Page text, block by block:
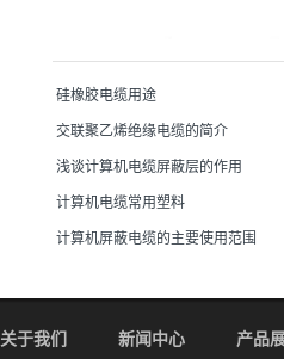
硅橡胶电缆用途
交联聚乙烯绝缘电缆的简介
浅谈计算机电缆屏蔽层的作用
计算机电缆常用塑料
计算机屏蔽电缆的主要使用范围
关于我们 新闻中心 产品